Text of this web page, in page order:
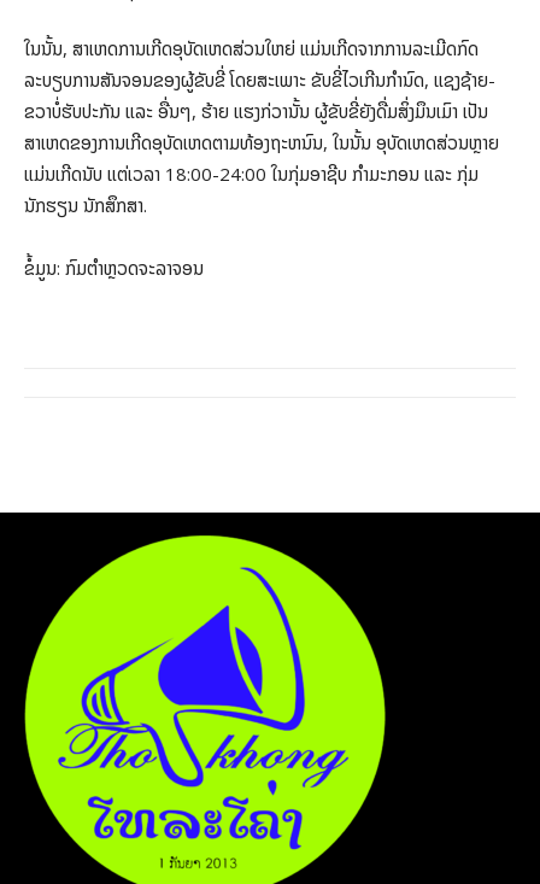
ໃນນັ້ນ, ສາເຫດການເກີດອຸບັດເຫດສ່ວນໃຫຍ່ ແມ່ນເກີດຈາກການລະເມີດກົດ
ລະບຽບການສັນຈອນຂອງຜູ້ຂັບຂີ່ ໂດຍສະເພາະ ຂັບຂີ່ໄວເກີນກໍານົດ, ແຊງຊ້າຍ-
ຂວາບໍ່ຮັບປະກັນ ແລະ ອື່ນໆ, ຮ້າຍ ແຮງກ່ວານັ້ນ ຜູ້ຂັບຂີ່ຍັງດື່ມສິ່ງມຶນເມົາ ເປັນ
ສາເຫດຂອງການເກີດອຸບັດເຫດຕາມທ້ອງຖະຫນົນ, ໃນນັ້ນ ອຸບັດເຫດສ່ວນຫຼາຍ
ແມ່ນເກີດນັບ ແຕ່ເວລາ 18:00-24:00 ໃນກຸ່ມອາຊີບ ກໍາມະກອນ ແລະ ກຸ່ມ
ນັກຮຽນ ນັກສຶກສາ.
ຂໍ້ມູນ: ກົມຕໍາຫຼວດຈະລາຈອນ